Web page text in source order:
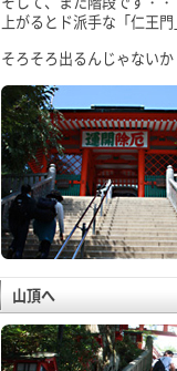
上がるとド派手な「仁王
そろそろ出るんじゃない
山頂へ